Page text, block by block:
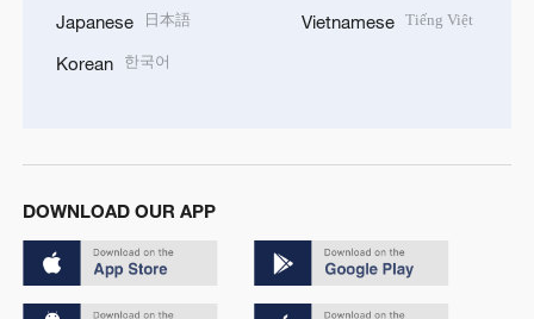
Japanese 日本語
Korean 한국어
Vietnamese Tiếng Việt
DOWNLOAD OUR APP